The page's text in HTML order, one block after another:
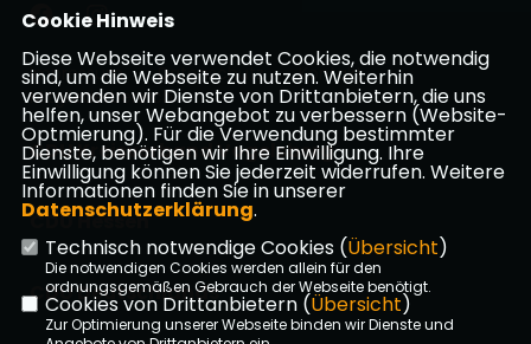
Impressum Datenschutz
Kontakt
Mitgliederbereich
CDU Kreisverband Vogelsberg
CDU Hessen
CDU Deutschlands
Cookie Hinweis
Diese Webseite verwendet Cookies, die notwendig
sind, um die Webseite zu nutzen. Weiterhin
verwenden wir Dienste von Drittanbietern, die uns
helfen, unser Webangebot zu verbessern (Website-
Optmierung). Für die Verwendung bestimmter
Dienste, benötigen wir Ihre Einwilligung. Ihre
Einwilligung können Sie jederzeit widerrufen. Weitere
Informationen finden Sie in unserer
Datenschutzerklärung.
Technisch notwendige Cookies (Übersicht)
Die notwendigen Cookies werden allein für den
ordnungsgemäßen Gebrauch der Webseite benötigt.
Cookies von Drittanbietern (Übersicht)
Zur Optimierung unserer Webseite binden wir Dienste und